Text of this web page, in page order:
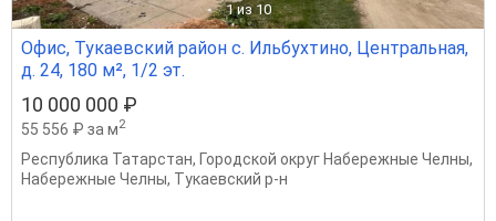
1 из 10
Офис, Тукаевский район с. Ильбухтино, Центральная,
д. 24, 180 м², 1/2 эт.
10 000 000 ₽
55 556 ₽ за м2
Республика Татарстан, Городской округ Набережные Челны,
Набережные Челны, Тукаевский р-н